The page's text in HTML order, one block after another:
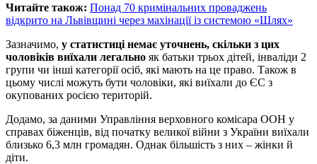
Читайте також: Понад 70 кримінальних проваджень
відкрито на Львівщині через махінації із системою «Шлях»
Зазначимо, у статистиці немає уточнень, скільки з цих
чоловіків виїхали легально як батьки трьох дітей, інваліди 2
групи чи інші категорії осіб, які мають на це право. Також в
цьому числі можуть бути чоловіки, які виїхали до ЄС з
окупованих росією територій.
Додамо, за даними Управління верховного комісара ООН у
справах біженців, від початку великої війни з України виїхали
близько 6,3 млн громадян. Однак більшість з них – жінки й
діти.